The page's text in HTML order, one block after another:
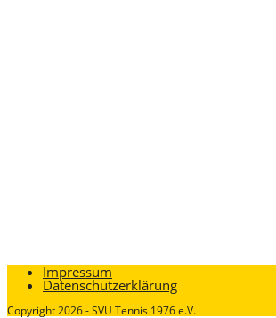
Impressum
Datenschutzerklärung
Copyright 2026 - SVU Tennis 1976 e.V.